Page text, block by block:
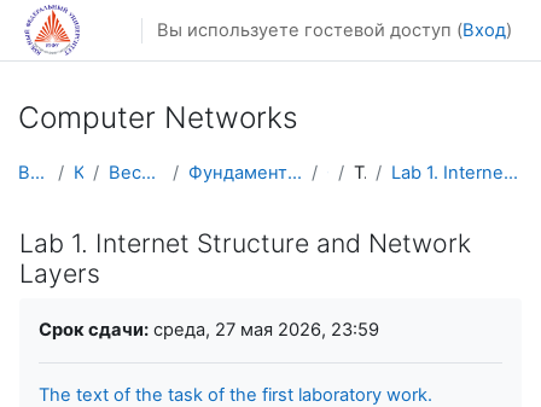
Перейти к основному содержанию
Вы используете гостевой доступ (Вход)
Computer Networks
В начало Курсы Весенний семестр Фундаментальная информатика и ИТ CN Topic 1 Lab 1. Internet Structure and Network Layers
Lab 1. Internet Structure and Network
Layers
Срок сдачи: среда, 27 мая 2026, 23:59
The text of the task of the first laboratory work.